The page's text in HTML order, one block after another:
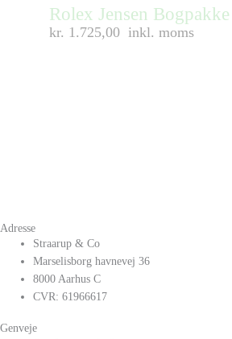
Rolex Jensen Bogpakke
kr. 1.725,00 inkl. moms
Adresse
Straarup & Co
Marselisborg havnevej 36
8000 Aarhus C
CVR: 61966617
Genveje